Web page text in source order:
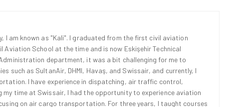
I am known as "Kali". I graduated from the first civil aviation
Aviation School at the time and is now Eskişehir Technical
department, it was a bit challenging for me to
such as SultanAir, DHMI, Havaş, and Swissair, and currently, I
I have experience in dispatching, air traffic control,
time at Swissair, I had the opportunity to experience aviation
on air cargo transportation. For three years, I taught courses